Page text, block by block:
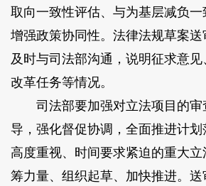
取向一致性评估、与为基层减负
增强政策协同性。法律法规草案
及时与司法部沟通，说明征求意
改革任务等情况。
司法部要加强对立法项目的审
导，强化督促协调，全面推进计
高度重视、时间要求紧迫的重大
筹力量、组织起草、加快推进。